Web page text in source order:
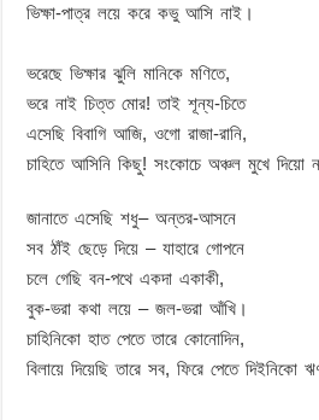
ভিক্ষা-পাত্র লয়ে করে কভু আসি নাই।
ভরেছে ভিক্ষার ঝুলি মানিকে মণিতে,
ভরে নাই চিত্ত মোর! তাই শূন্য-চিতে
এসেছি বিবাগি আজি, ওগো রাজা-রানি,
চাহিতে আসিনি কিছু! সংকোচে অঞ্চল মুখে দিয়ো
জানাতে এসেছি শধু– অন্তর-আসনে
সব ঠাঁই ছেড়ে দিয়ে – যাহারে গোপনে
চলে গেছি বন-পথে একদা একাকী,
বুক-ভরা কথা লয়ে – জল-ভরা আঁখি।
চাহিনিকো হাত পেতে তারে কোনোদিন,
বিলায়ে দিয়েছি তারে সব, ফিরে পেতে দিইনিকো